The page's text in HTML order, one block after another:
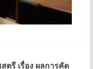
ตรี เรื่อง ผลการคัด